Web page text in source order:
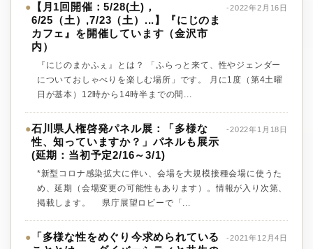
●
【月1回開催：5/28(土)，
6/25（土）,7/23（土）...】『にじのま
カフェ』を開催しています（金沢市
内）
-2022年2月16日
『にじのまかふぇ』とは？ 「ふらっと来て、性やジェンダー
についておしゃべりを楽しむ場所」です。 月に1度（第4土曜
日が基本）12時から14時半までの間...
●石川県人権啓発パネル展：「多様な
性、知っていますか？」パネルも展示
(延期：当初予定2/16～3/1)
-2022年1月18日
*新型コロナ感染拡大に伴い、会場を大規模接種会場に使うた
め、延期（会場変更の可能性もあります）。情報が入り次第、
掲載します。 県庁展望ロビーで「...
●
「多様な性をめぐり 今求められている
-2021年12月4日